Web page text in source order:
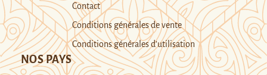
Contact
Conditions générales de vente
Conditions générales d’utilisation
NOS PAYS